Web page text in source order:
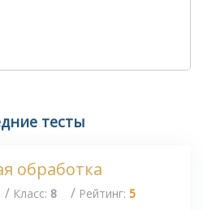
тесты
обработка
/ Класс: 8 / Рейтинг: 5